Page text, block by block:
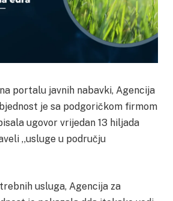
portalu javnih nabavki, Agencija
je sa podgoričkom firmom
ugovor vrijedan 13 hiljada
,,usluge u području
usluga, Agencija za